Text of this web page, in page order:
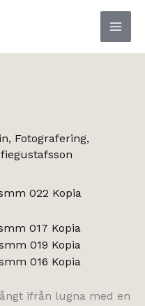
, Fotografering,
ifrån lugna med en